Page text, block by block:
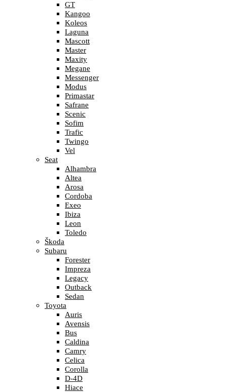
GT
Kangoo
Koleos
Laguna
Mascott
Master
Maxity
Megane
Messenger
Modus
Primastar
Safrane
Scenic
Sofim
Trafic
Twingo
Vel
Seat
Alhambra
Altea
Arosa
Cordoba
Exeo
Ibiza
Leon
Toledo
Škoda
Subaru
Forester
Impreza
Legacy
Outback
Sedan
Toyota
Auris
Avensis
Bus
Caldina
Camry
Celica
Corolla
D-4D
Hiace